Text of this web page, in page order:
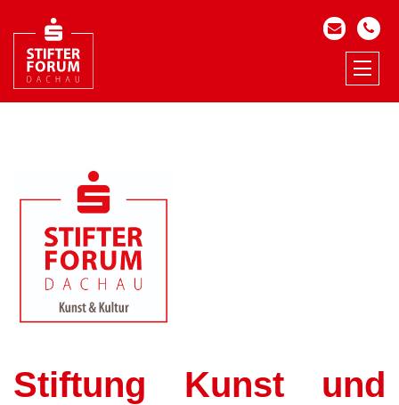
Stiftung Kunst und